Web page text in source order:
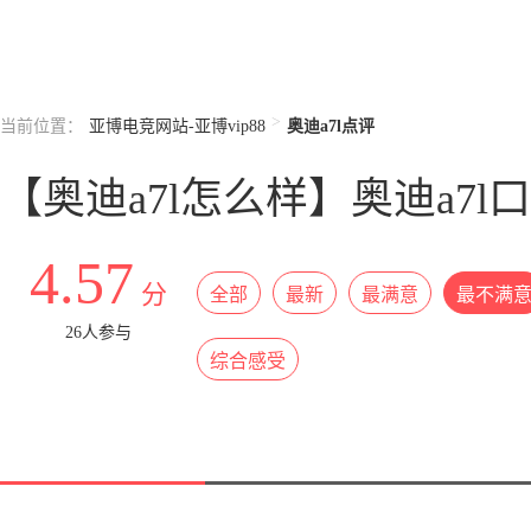
当前位置： 亚博电竞网站-亚博vip88 > 奥迪a7l点评
【奥迪a7l怎么样】奥迪a7l
4.57 分
26人参与
全部 最新 最满意 最不满意
综合感受